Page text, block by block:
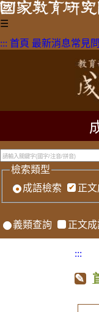
☰
::: 首頁 最新消息常見
檢索類型
成語檢索
正
義類查詢 正文成
:::